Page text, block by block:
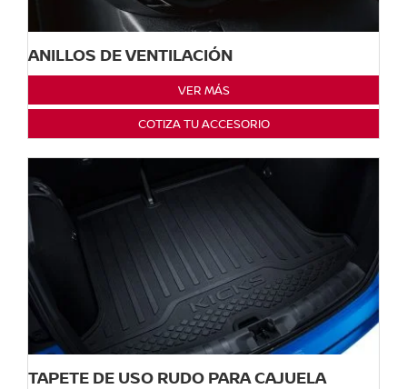
ANILLOS DE VENTILACIÓN
VER MÁS
COTIZA TU ACCESORIO
TAPETE DE USO RUDO PARA CAJUELA